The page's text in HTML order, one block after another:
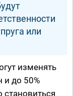
или
изменять
и до 50%